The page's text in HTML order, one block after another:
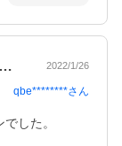
まろやかでなめらかでとても美味しいプリ… 2022/1/26
qbe********さん
した。